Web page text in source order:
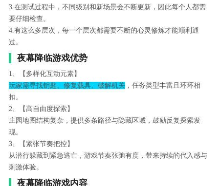
3.在测试过程中，不同级别和新场景会不断更新，因此每个人都需
要仔细检查。
4.有这么多层次，每一个层次都需要不断的心灵修炼才能顺利通
过。
夜幕降临游戏优势
1、【多样化互动元素】
玩家需寻找钥匙、修复载具、破解机关 ，任务类型丰富且环环相
扣。
2、【高自由度探索】
庄园地图结构复杂，提供多条路径与隐藏区域，鼓励反复探索发
现。
3、【紧张节奏把控】
从潜行躲藏到紧急逃亡，游戏节奏张弛有度，带来持续的代入感与
刺激体验。
夜幕降临游戏内容